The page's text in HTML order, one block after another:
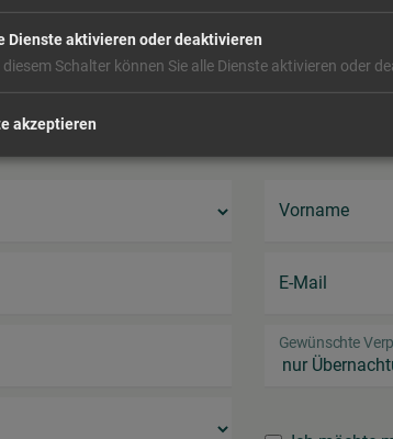
Vorname
E-Mail
Gewünschte
Dienste aktivieren oder deaktivieren
Schalter können Sie alle Dienste aktivieren oder
akzeptieren